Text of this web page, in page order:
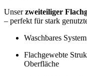
Unserzweiteiliger
– perfekt für stark
Waschbares
Flachgewebte
Oberfläche